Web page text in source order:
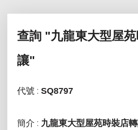
查詢 "九龍東大型屋
讓"
代號 : SQ8797
簡介 : 九龍東大型屋苑時裝店